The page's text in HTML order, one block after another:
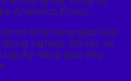
Analytics, Excel,…
có khả năng giao tiếp
nghiệp, đối tác và
tập kỹ năng giao tiếp